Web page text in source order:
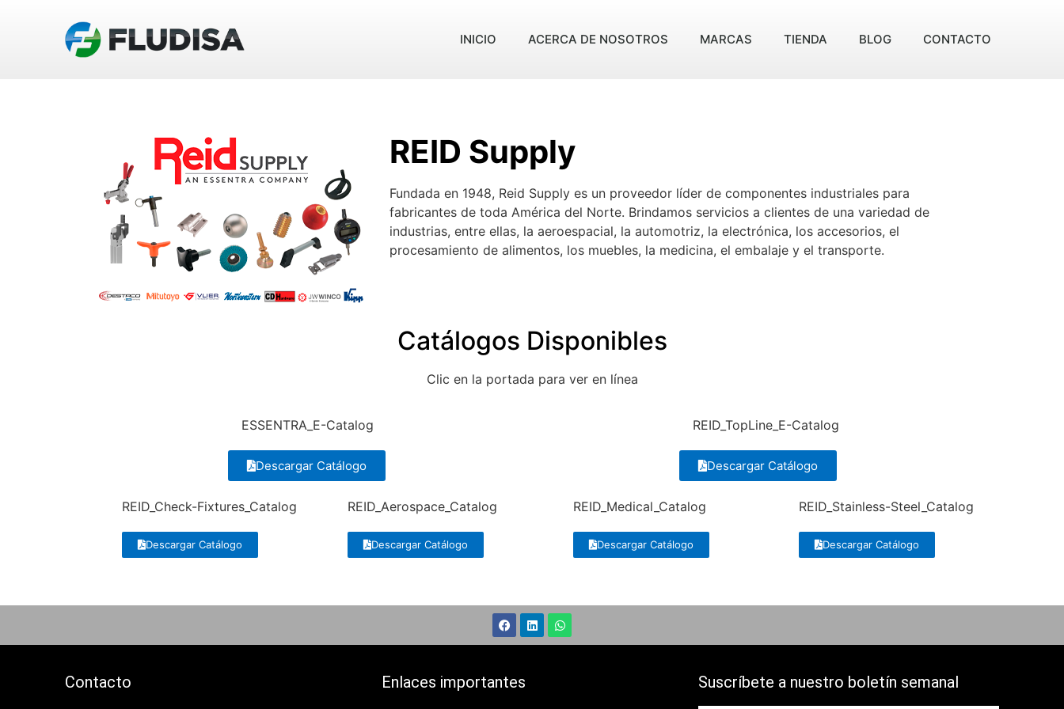
INICIO ACERCA DE NOSOTROS MARCAS TIENDA BLOG CONTACTO
REID Supply
Fundada en 1948, Reid Supply es un proveedor líder de componentes industriales para
fabricantes de toda América del Norte. Brindamos servicios a clientes de una variedad de
industrias, entre ellas, la aeroespacial, la automotriz, la electrónica, los accesorios, el
procesamiento de alimentos, los muebles, la medicina, el embalaje y el transporte.
Catálogos Disponibles
Clic en la portada para ver en línea
ESSENTRA_E-Catalog
Descargar Catálogo
REID_TopLine_E-Catalog
Descargar Catálogo
REID_Check-Fixtures_Catalog
Descargar Catálogo
REID_Aerospace_Catalog
Descargar Catálogo
REID_Medical_Catalog
Descargar Catálogo
REID_Stainless-Steel_Catalog
Descargar Catálogo
Contacto Enlaces importantes Suscríbete a nuestro boletín semanal